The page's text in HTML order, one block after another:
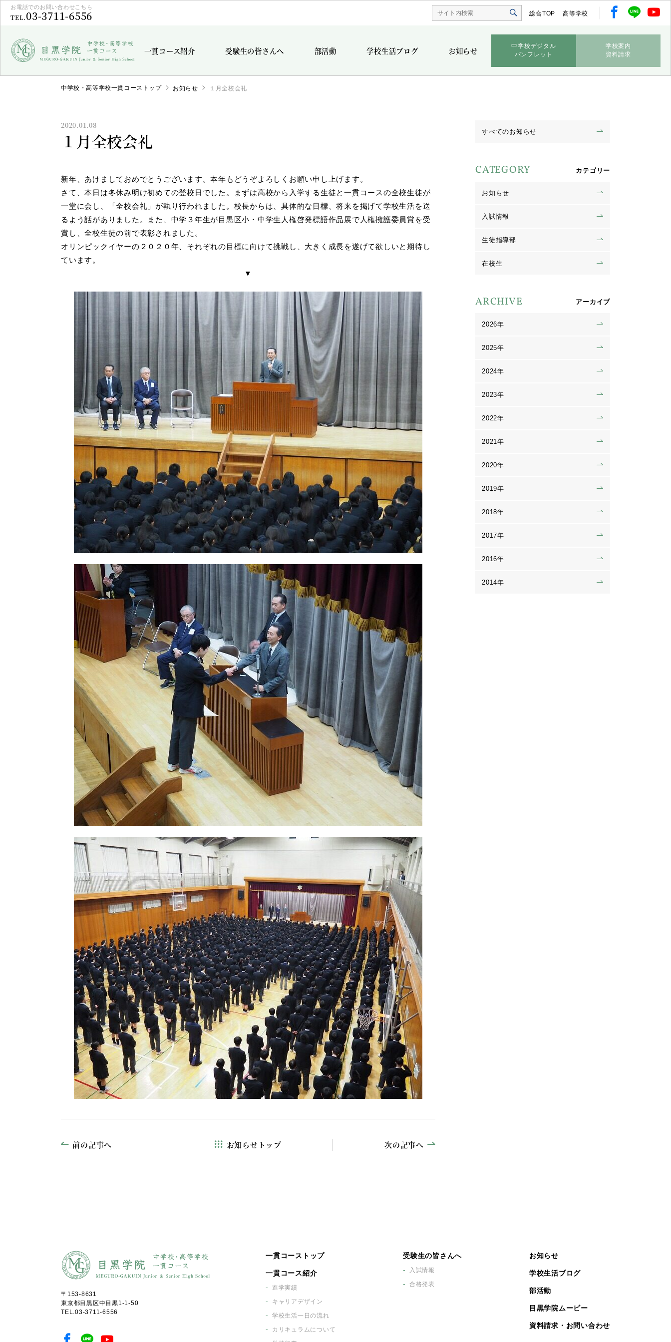
一貫コース紹介 受験生の皆さんへ 部活動 学校生活ブログ お知らせ
中学校デジタル
パンフレット
学校案内
資料請求
総合TOP 高等学校
お電話でのお問い合わせこちら
TEL.03-3711-6556
中学校・高等学校一貫コーストップ お知らせ １月全校会礼
2020.01.08
１月全校会礼
新年、あけましておめでとうございます。本年もどうぞよろしくお願い申し上げます。
さて、本日は冬休み明け初めての登校日でした。まずは高校から入学する生徒と一貫コースの全校生徒が
一堂に会し、「全校会礼」が執り行われました。校長からは、具体的な目標、将来を掲げて学校生活を送
るよう話がありました。また、中学３年生が目黒区小・中学生人権啓発標語作品展で人権擁護委員賞を受
賞し、全校生徒の前で表彰されました。
オリンピックイヤーの２０２０年、それぞれの目標に向けて挑戦し、大きく成長を遂げて欲しいと期待し
ています。
▼
前の記事へ お知らせトップ 次の記事へ
すべてのお知らせ
CATEGORY カテゴリー
お知らせ
入試情報
生徒指導部
在校生
ARCHIVE アーカイブ
2026年
2025年
2024年
2023年
2022年
2021年
2020年
2019年
2018年
2017年
2016年
2014年
一貫コーストップ
一貫コース紹介
進学実績
キャリアデザイン
学校生活一日の流れ
カリキュラムについて
受験生の皆さんへ
入試情報
合格発表
お知らせ
学校生活ブログ
部活動
目黒学院ムービー
資料請求・お問い合わせ
〒153-8631
東京都目黒区中目黒1-1-50
TEL.03-3711-6556